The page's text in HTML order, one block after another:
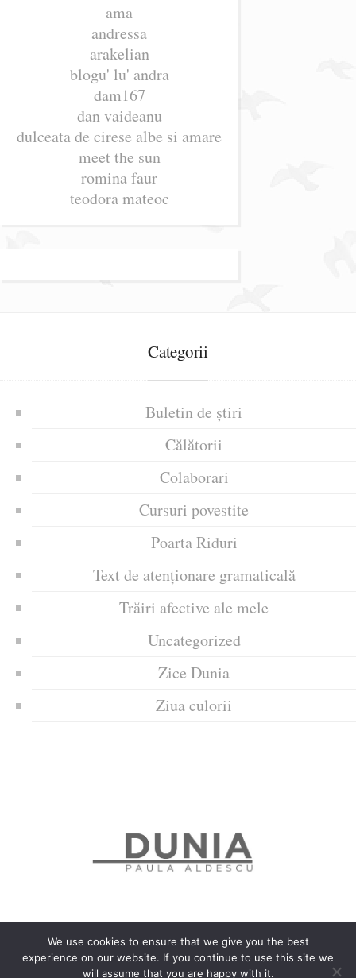
ama
andressa
arakelian
blogu' lu' andra
dam167
dan vaideanu
dulceata de cirese albe si amare
meet the sun
romina faur
teodora mateoc
Categorii
Buletin de știri
Călătorii
Colaborari
Cursuri povestite
Poarta Riduri
Text de atenționare gramaticală
Trăiri afective ale mele
Uncategorized
Zice Dunia
Ziua culorii
Politica de confidențialitate Politică privind fișierele cookies
We use cookies to ensure that we give you the best
experience on our website. If you continue to use this site we
will assume that you are happy with it.